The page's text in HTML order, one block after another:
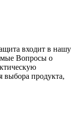
входит в нашу
Вопросы о
продукта,